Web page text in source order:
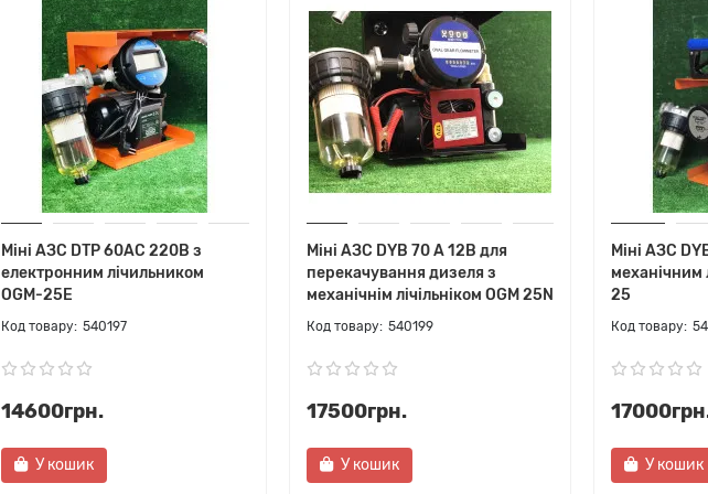
Міні АЗС DTP 60AC 220В з
електронним лічильником
OGM-25E
540197
14600грн.
У кошик
Міні АЗС DYB 70 A 12В для
перекачування дизеля з
механічнім лічільніком OGM 25N
540199
17500грн.
У кошик
Міні АЗС
механічним
25
У кошик